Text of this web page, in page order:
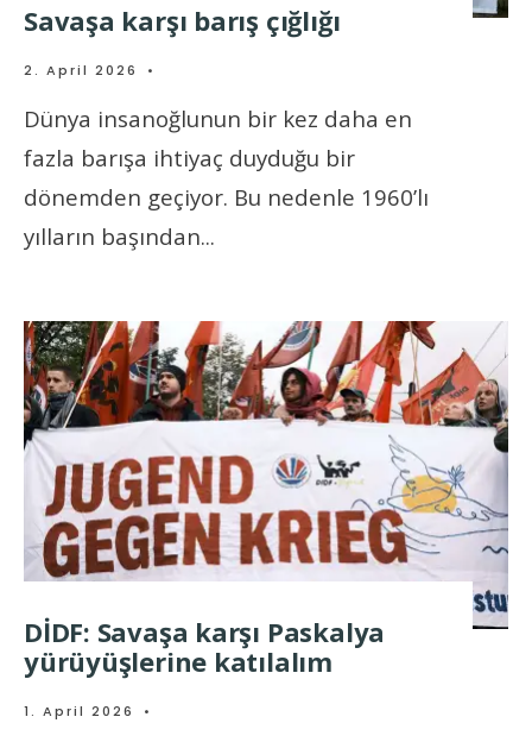
Savaşa karşı barış çığlığı
2. April 2026 •
Dünya insanoğlunun bir kez daha en
fazla barışa ihtiyaç duyduğu bir
dönemden geçiyor. Bu nedenle 1960’lı
yılların başından...
DİDF: Savaşa karşı Paskalya
yürüyüşlerine katılalım
1. April 2026 •